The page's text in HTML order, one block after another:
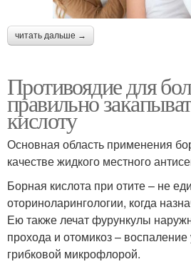
читать дальше →
Противоядие для
правильно
кислоту
Основная область применения
качестве жидкого местного
Борная кислота при отите – не
оториноларингологии, когда
Ею также лечат фурункулы
прохода и отомикоз –
грибковой микрофлорой.